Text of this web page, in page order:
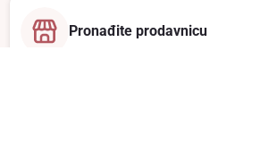
Pronađite prodavnicu